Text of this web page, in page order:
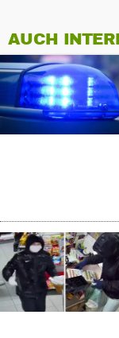
AUCH